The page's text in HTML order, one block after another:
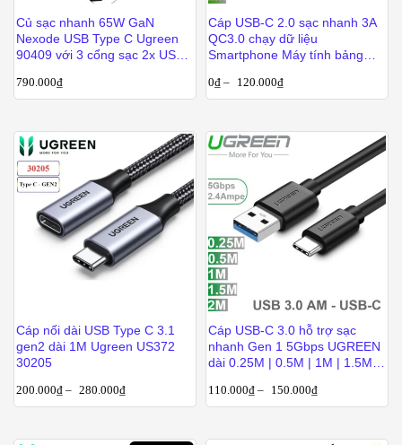
Củ sạc nhanh 65W GaN
Nexode USB Type C Ugreen
90409 với 3 cổng sạc 2x USB-
790.000₫
Cáp USB-C 2.0 sạc nhanh 3A
QC3.0 chạy dữ liệu
Smartphone Máy tính bảng
0.25M-0.5M-1M-1.5M-2M
0₫ – 120.000₫
Cáp nối dài USB Type C 3.1
gen2 dài 1M Ugreen US372
30205
200.000₫ – 280.000₫
Cáp USB-C 3.0 hỗ trợ sạc
nhanh Gen 1 5Gbps UGREEN
dài 0.25M | 0.5M | 1M | 1.5M |
110.000₫ – 150.000₫